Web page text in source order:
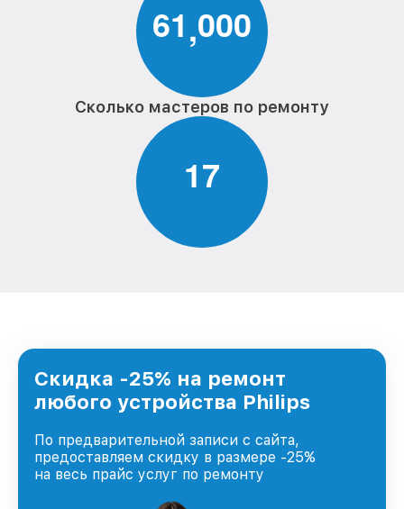
61,000
Сколько мастеров по ремонту
17
Скидка -25% на ремонт
любого устройства Philips
По предварительной записи с сайта,
предоставляем скидку в размере -25%
на весь прайс услуг по ремонту